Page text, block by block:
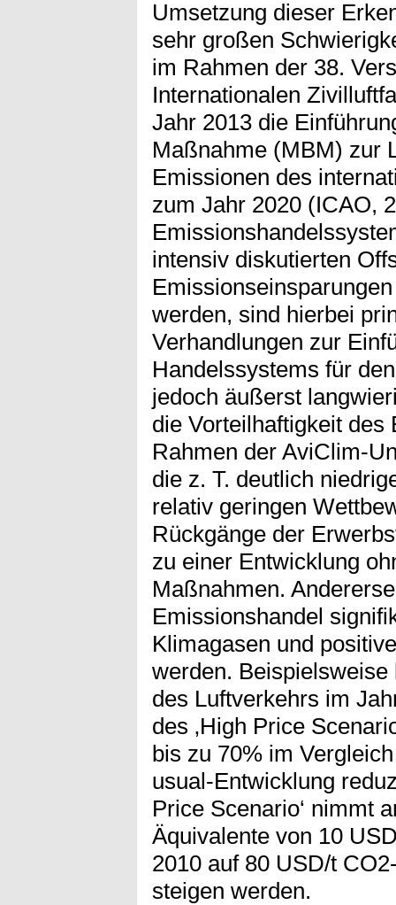
Umsetzung dieser
sehr großen
im Rahmen der 38.
Internationalen
Jahr 2013 die
Maßnahme (MBM) zur
Emissionen des
zum Jahr 2020 (ICAO,
intensiv diskutierten
werden, sind hierbei
Verhandlungen zur
Handelssystems für
jedoch äußerst
die Vorteilhaftigkeit
Rahmen der AviClim-
die z. T. deutlich
relativ geringen
Rückgänge der
zu einer Entwicklung
Maßnahmen.
Emissionshandel
Klimagasen und
werden.
des Luftverkehrs im
des ‚High Price
bis zu 70% im
usual-Entwicklung
Price Scenario‘ nimmt
Äquivalente von 10
2010 auf 80 USD/t
steigen werden.